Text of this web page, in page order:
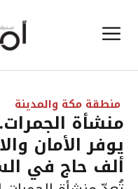
إلى القائمة
منطقة مكة والمدينة
منشأة
ألف حاج في